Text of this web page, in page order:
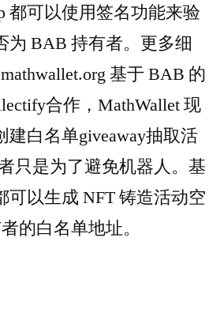
都可以使用签名功能来验
为 BAB 持有者。更多细
基于 BAB 的
合作，MathWallet 现
建白名单giveaway抽取活
只是为了避免机器人。基
可以生成 NFT 铸造活动空
的白名单地址。